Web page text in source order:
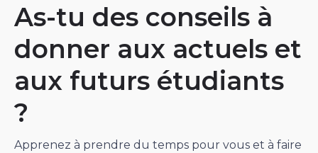
As-tu des conseils à
donner aux actuels et
aux futurs étudiants
?
Apprenez à prendre du temps pour vous et à faire